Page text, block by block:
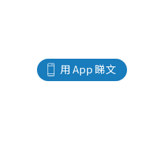
用 App 睇文